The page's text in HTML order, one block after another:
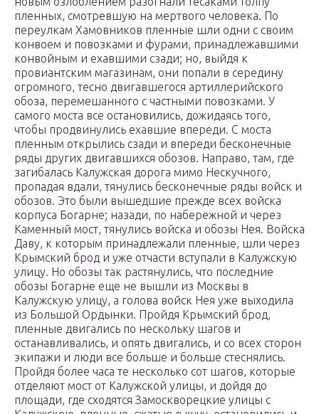
пленных, смотревшую на мертвого человека. По
переулкам Хамовников пленные шли одни с своим
конвоем и повозками и фурами, принадлежавшими
конвойным и ехавшими сзади; но, выйдя к
провиантским магазинам, они попали в середину
огромного, тесно двигавшегося артиллерийского
обоза, перемешанного с частными повозками. У
самого моста все остановились, дожидаясь того,
чтобы продвинулись ехавшие впереди. С моста
пленным открылись сзади и впереди бесконечные
ряды других двигавшихся обозов. Направо, там, где
загибалась Калужская дорога мимо Нескучного,
пропадая вдали, тянулись бесконечные ряды войск и
обозов. Это были вышедшие прежде всех войска
корпуса Богарне; назади, по набережной и через
Каменный мост, тянулись войска и обозы Нея. Войска
Даву, к которым принадлежали пленные, шли через
Крымский брод и уже отчасти вступали в Калужскую
улицу. Но обозы так растянулись, что последние
обозы Богарне еще не вышли из Москвы в
Калужскую улицу, а голова войск Нея уже выходила
из Большой Ордынки. Пройдя Крымский брод,
пленные двигались по нескольку шагов и
останавливались, и опять двигались, и со всех сторон
экипажи и люди все больше и больше стеснялись.
Пройдя более часа те несколько сот шагов, которые
отделяют мост от Калужской улицы, и дойдя до
площади, где сходятся Замоскворецкие улицы с